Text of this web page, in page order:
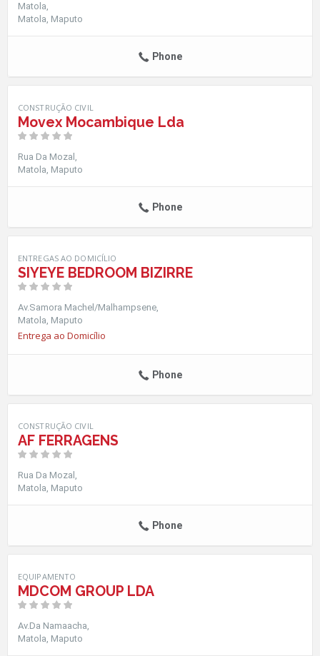
Matola
Matola Maputo
Phone
CONSTRUÇÃO CIVIL
Movex Mocambique Lda
Rua Da Mozal
Matola Maputo
Phone
ENTREGAS AO DOMICÍLIO
SIYEYE BEDROOM BIZIRRE
Av.Samora Machel/Malhampsene
Matola Maputo
Entrega ao Domicílio
Phone
CONSTRUÇÃO CIVIL
AF FERRAGENS
Rua Da Mozal
Matola Maputo
Phone
EQUIPAMENTO
MDCOM GROUP LDA
Av.da Namaacha
Matola Maputo